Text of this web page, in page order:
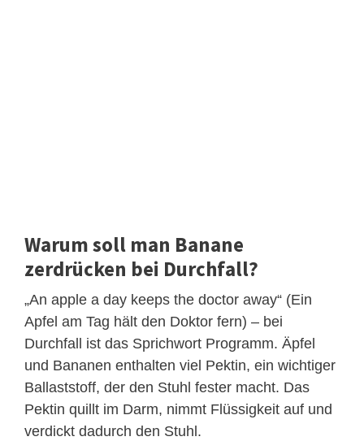
Warum soll man Banane
zerdrücken bei Durchfall?
„An apple a day keeps the doctor away“ (Ein
Apfel am Tag hält den Doktor fern) – bei
Durchfall ist das Sprichwort Programm. Äpfel
und Bananen enthalten viel Pektin, ein wichtiger
Ballaststoff, der den Stuhl fester macht. Das
Pektin quillt im Darm, nimmt Flüssigkeit auf und
verdickt dadurch den Stuhl.